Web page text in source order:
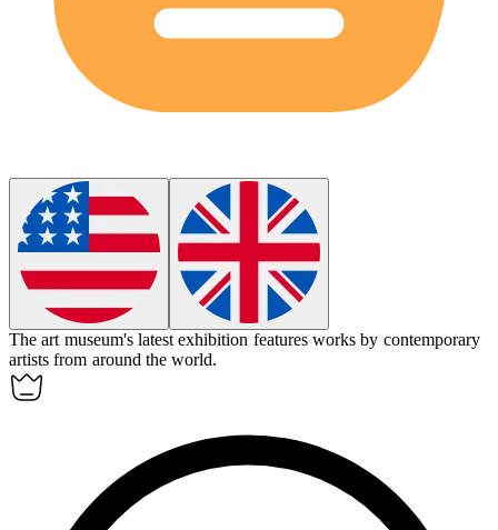
The art museum's latestexhibition features works by contemporary
artists from around the world.